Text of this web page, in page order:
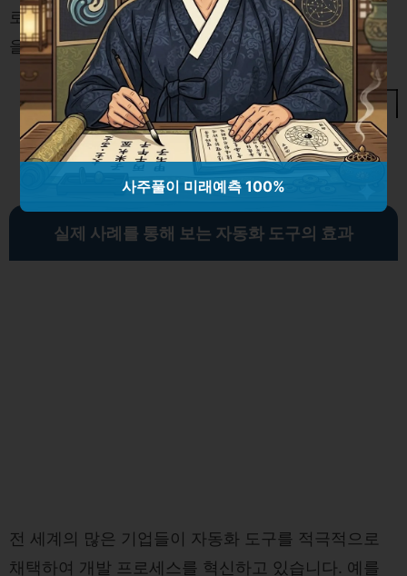
로, 이 모든 요소들은 소프트웨어의 안정성과 신뢰성
을 강화하는 데 기여합니다.
소프트웨어 개발 효율성을 극대화하는
재사용 가능한 아키텍처 설계 방법론
실제 사례를 통해 보는 자동화 도구의 효과
전 세계의 많은 기업들이 자동화 도구를 적극적으로
채택하여 개발 프로세스를 혁신하고 있습니다. 예를
사주풀이 미래예측 100%